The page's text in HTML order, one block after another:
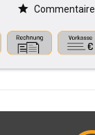
Commentaire